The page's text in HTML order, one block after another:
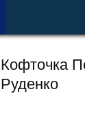
Кофточка
Руденко